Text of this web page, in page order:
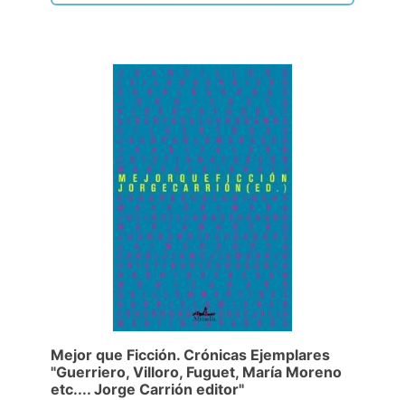
Mejor que Ficción. Crónicas Ejemplares
"Guerriero, Villoro, Fuguet, María Moreno
etc.... Jorge Carrión editor"